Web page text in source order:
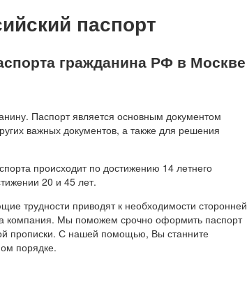
паспорт
гражданина РФ в Москве
Паспорт является основным документом
важных документов, а также для решения
происходит по достижению 14 летнего
20 и 45 лет.
трудности приводят к необходимости сторонней
компания. Мы поможем срочно оформить паспорт
прописки. С нашей помощью, Вы станните
порядке.